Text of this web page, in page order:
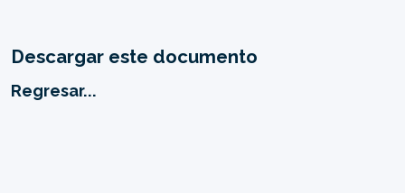
Descargar este documento
Regresar...